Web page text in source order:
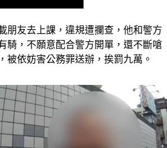
朋友去上課，違規遭攔查，他和警方
騎，不願意配合警方開單，還不斷嗆
被依妨害公務罪送辦，挨罰九萬。